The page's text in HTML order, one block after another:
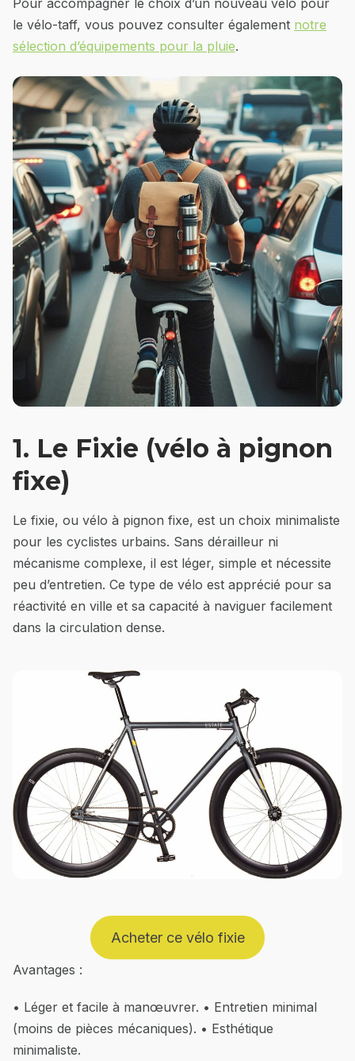
Pour accompagner le choix d’un nouveau vélo pour
le vélo-taff, vous pouvez consulter également notre
sélection d’équipements pour la pluie.
1. Le Fixie (vélo à pignon
fixe)
Le fixie, ou vélo à pignon fixe, est un choix minimaliste
pour les cyclistes urbains. Sans dérailleur ni
mécanisme complexe, il est léger, simple et nécessite
peu d’entretien. Ce type de vélo est apprécié pour sa
réactivité en ville et sa capacité à naviguer facilement
dans la circulation dense.
Acheter ce vélo fixie
Avantages :
• Léger et facile à manœuvrer. • Entretien minimal
(moins de pièces mécaniques). • Esthétique
minimaliste.